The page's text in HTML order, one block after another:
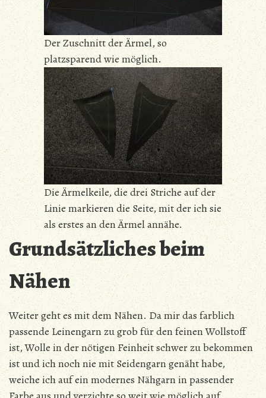
Der Zuschnitt der Ärmel, so
platzsparend wie möglich.
Die Ärmelkeile, die drei Striche auf der
Linie markieren die Seite, mit der ich sie
als erstes an den Ärmel annähe.
Grundsätzliches beim
Nähen
Weiter geht es mit dem Nähen. Da mir das farblich
passende Leinengarn zu grob für den feinen Wollstoff
ist, Wolle in der nötigen Feinheit schwer zu bekommen
ist und ich noch nie mit Seidengarn genäht habe,
weiche ich auf ein modernes Nähgarn in passender